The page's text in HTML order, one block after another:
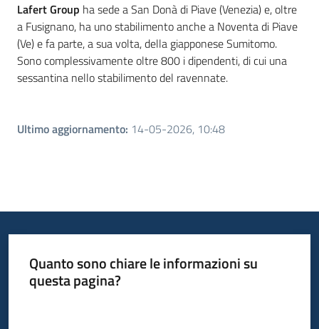
Lafert Group ha sede a San Donà di Piave (Venezia) e, oltre
a Fusignano, ha uno stabilimento anche a Noventa di Piave
(Ve) e fa parte, a sua volta, della giapponese Sumitomo.
Sono complessivamente oltre 800 i dipendenti, di cui una
sessantina nello stabilimento del ravennate.
Ultimo aggiornamento: 14-05-2026, 10:48
Quanto sono chiare le informazioni su
questa pagina?